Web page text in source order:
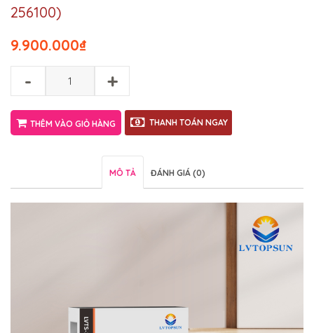
256100)
₫
9.900.000
- +
THÊM VÀO GIỎ HÀNG THANH TOÁN NGAY
MÔ TẢ ĐÁNH GIÁ (0)